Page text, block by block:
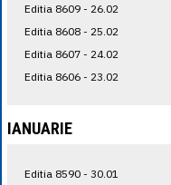
Editia 8609 - 26.02
Editia 8608 - 25.02
Editia 8607 - 24.02
Editia 8606 - 23.02
IANUARIE
Editia 8590 - 30.01